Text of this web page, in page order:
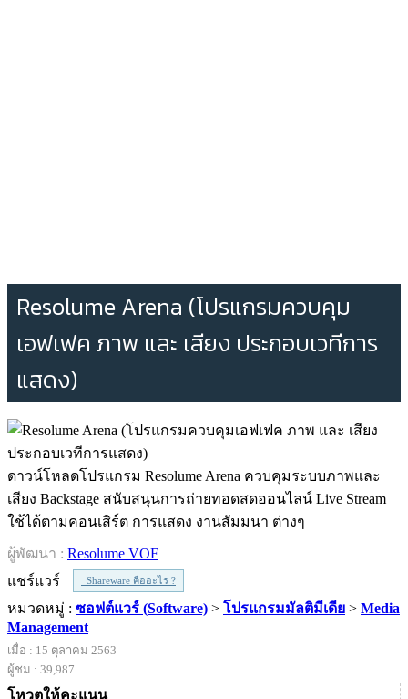
Resolume Arena (โปรแกรมควบคุม
เอฟเฟค ภาพ และ เสียง ประกอบเวทีการ
แสดง)
ดาวน์โหลดโปรแกรม Resolume Arena ควบคุมระบบภาพและ
เสียง Backstage สนับสนุนการถ่ายทอดสดออนไลน์ Live Stream
ใช้ได้ตามคอนเสิร์ต การแสดง งานสัมมนา ต่างๆ
ผู้พัฒนา : Resolume VOF
แชร์แวร์
Shareware คืออะไร ?
หมวดหมู่ : ซอฟต์แวร์ (Software) > โปรแกรมมัลติมีเดีย > Media
Management
เมื่อ : 15 ตุลาคม 2563
ผู้ชม : 39,987
โหวตให้คะแนน